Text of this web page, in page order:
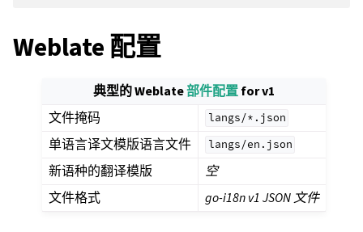
Weblate 配置
典型的 Weblate部件配置for v1
文件掩码
langs/*.json
单语言译文模版语言文件 langs/en.json
新语种的翻译模版
空
文件格式
go-i18n v1 JSON 文件